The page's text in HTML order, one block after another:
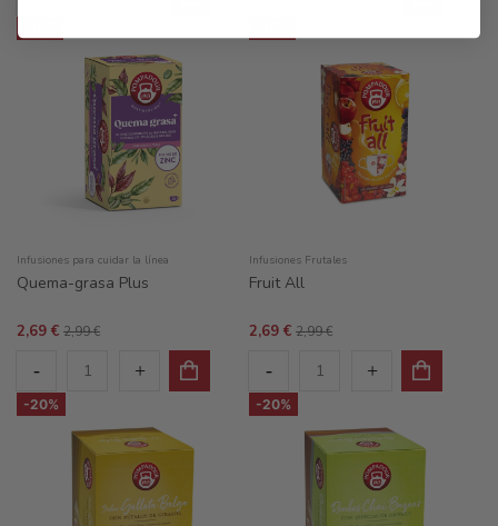
Infusiones para cuidar la línea
Quema-grasa Plus
2,69 € 2,99 €
Infusiones Frutales
Fruit All
2,69 € 2,99 €
-20% -20%